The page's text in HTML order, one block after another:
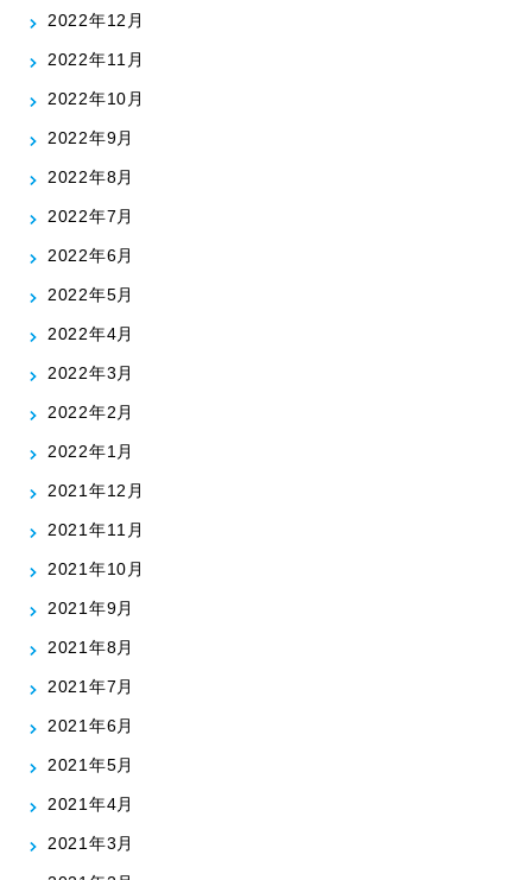
2022年12月
2022年11月
2022年10月
2022年9月
2022年8月
2022年7月
2022年6月
2022年5月
2022年4月
2022年3月
2022年2月
2022年1月
2021年12月
2021年11月
2021年10月
2021年9月
2021年8月
2021年7月
2021年6月
2021年5月
2021年4月
2021年3月